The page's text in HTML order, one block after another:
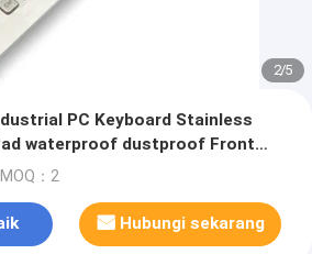
2/5
PC Keyboard Stainless
waterproof dustproof Front
-40°C
MOQ：2
Hubungi sekarang